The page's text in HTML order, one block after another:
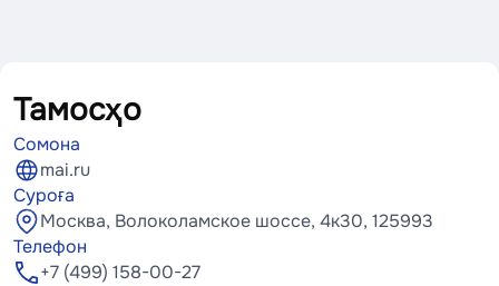
Тамосҳо
Сомона
mai.ru
Суроға
Москва, Волоколамское шоссе, 4к30, 125993
Телефон
+7 (499) 158-00-27